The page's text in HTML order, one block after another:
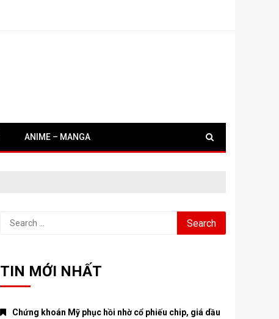
ANIME – MANGA
Search
TIN MỚI NHẤT
Chứng khoán Mỹ phục hồi nhờ cổ phiếu chip, giá dầu